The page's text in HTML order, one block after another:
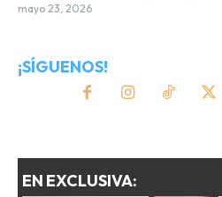
mayo 23, 2026
¡SÍGUENOS!
EN EXCLUSIVA: